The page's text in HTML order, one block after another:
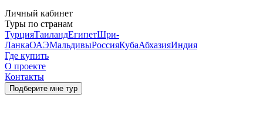
Личный кабинет
Туры по странам
ТурцияТаиландЕгипетШри-
ЛанкаОАЭМальдивыРоссияКубаАбхазияИндия
Где купить
О проекте
Контакты
Подберите мне тур